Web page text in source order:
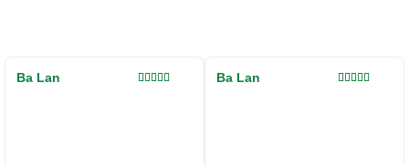
Ba Lan Ba Lan